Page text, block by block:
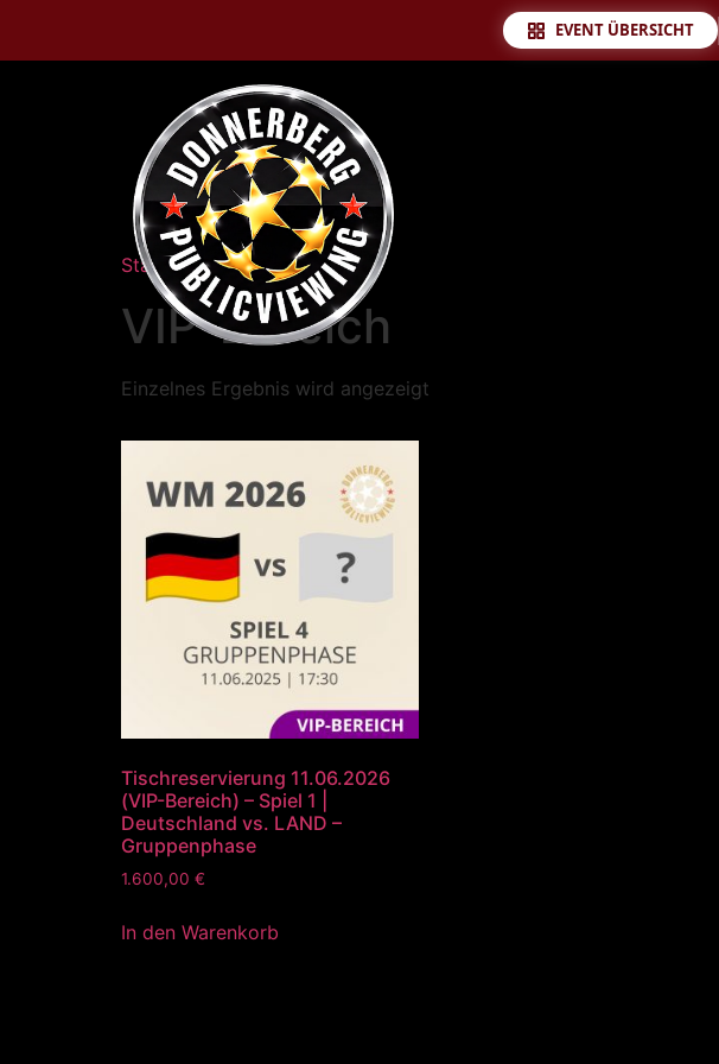
EVENT ÜBERSICHT
Startseite/ VIP-Bereich
VIP-Bereich
Einzelnes Ergebnis wird angezeigt
Tischreservierung 11.06.2026
(VIP-Bereich) – Spiel 1 |
Deutschland vs. LAND –
Gruppenphase
1.600,00 €
In den Warenkorb